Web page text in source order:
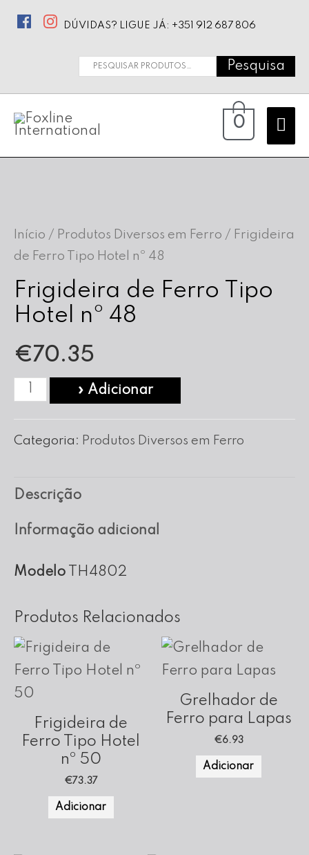
DÚVIDAS? LIGUE JÁ: +351 912 687 806
Pesquisar
Pesquisa
0
Início / Produtos Diversos em Ferro / Frigideira
de Ferro Tipo Hotel nº 48
Frigideira de Ferro Tipo
Hotel nº 48
€70.35
Quantidade
Frigideira
Tipo
Hotel
48
» Adicionar
Categoria: Produtos Diversos em Ferro
Descrição
Informação adicional
Modelo TH4802
Produtos Relacionados
Frigideira de
Ferro Tipo Hotel
nº 50
€73.37
Adicionar
Grelhador de
Ferro para Lapas
€6.93
Adicionar